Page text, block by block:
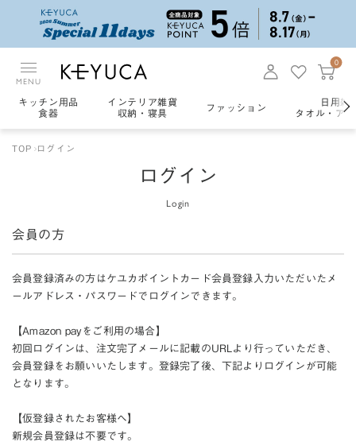
MENU
0
キッチン用品
食器
インテリア雑貨
収納・寝具
ファッション
日用雑
タオル・ア
TOP ログイン
ログイン
Login
会員の方
会員登録済みの方はケユカポイントカード会員登録入力いただいたメ
ールアドレス・パスワードでログインできます。
【Amazon payをご利用の場合】
初回ログインは、注文完了メールに記載のURLより行っていただき、
会員登録をお願いいたします。登録完了後、下記よりログインが可能
となります。
【仮登録されたお客様へ】
新規会員登録は不要です。